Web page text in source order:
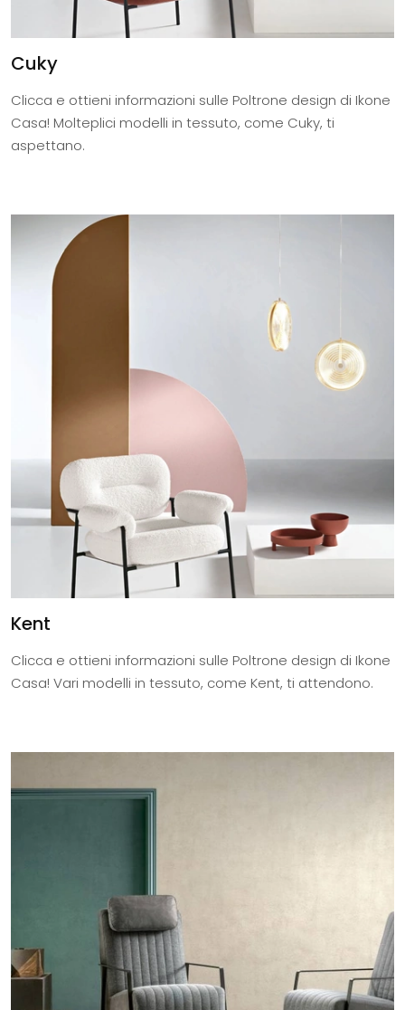
Cuky
Clicca e ottieni informazioni sulle Poltrone design di Ikone
Casa! Molteplici modelli in tessuto, come Cuky, ti
aspettano.
Kent
Clicca e ottieni informazioni sulle Poltrone design di Ikone
Casa! Vari modelli in tessuto, come Kent, ti attendono.